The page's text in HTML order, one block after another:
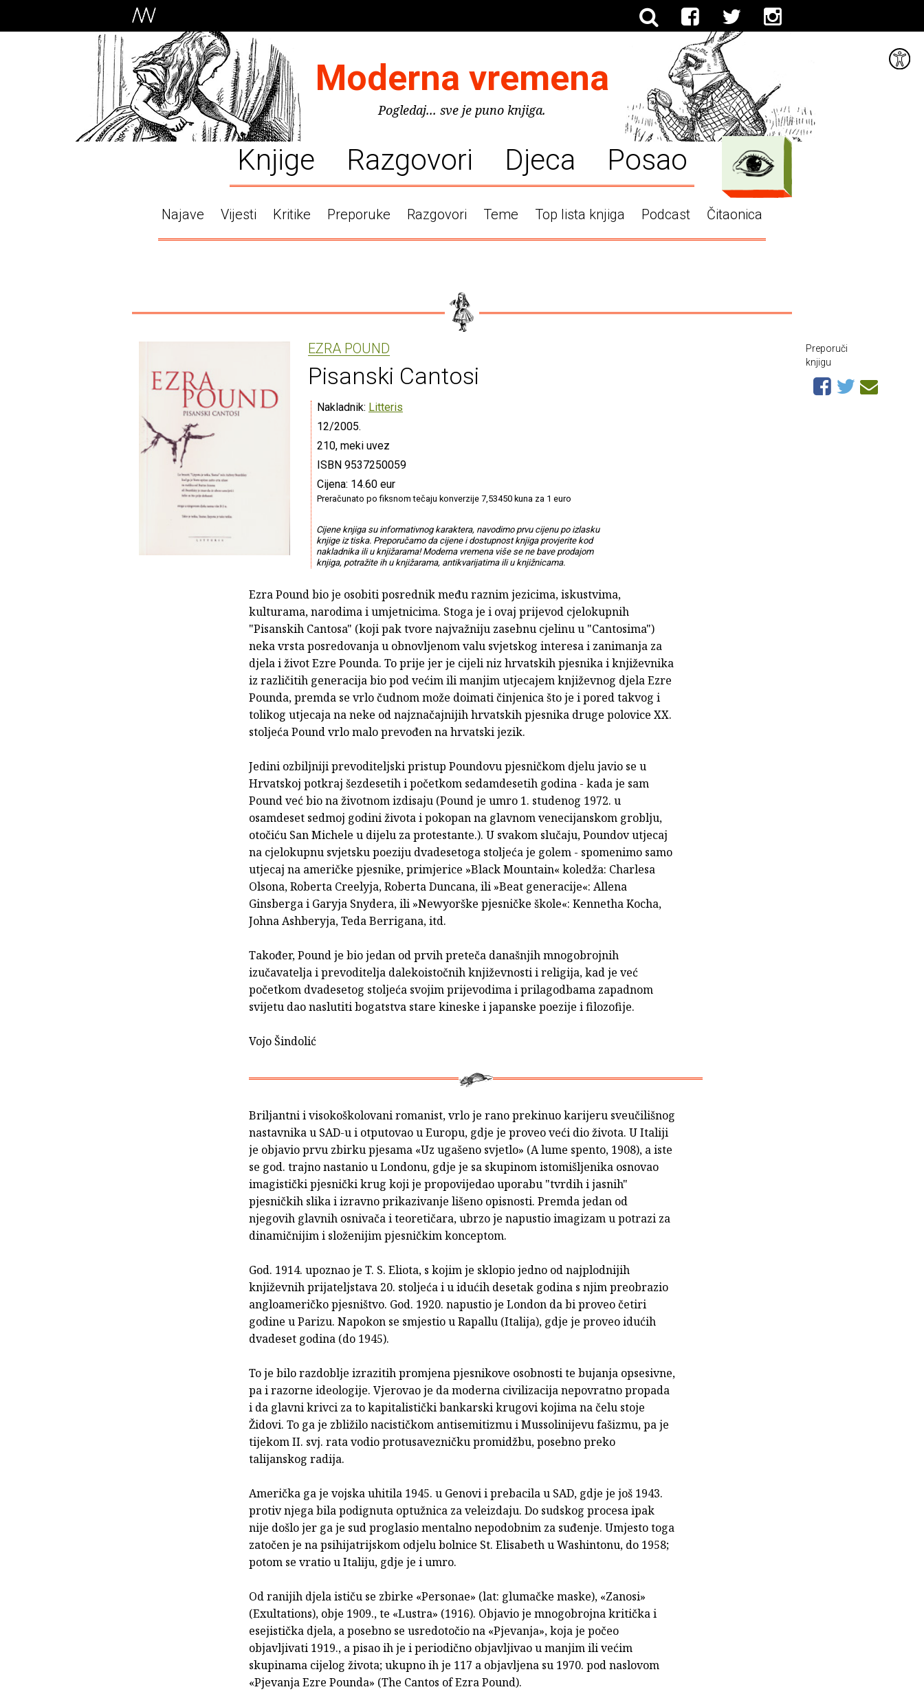
Moderna vremena
Pogledaj... sve je puno knjiga.
Knjige Razgovori Djeca Posao
Najave Vijesti Kritike Preporuke Razgovori Teme Top lista knjiga Podcast Čitaonica
EZRA POUND
Pisanski Cantosi
Nakladnik: Litteris
12/2005.
210, meki uvez
ISBN 9537250059
Cijena: 14.60 eur
Preračunato po fiksnom tečaju konverzije 7,53450 kuna za 1 euro
Cijene knjiga su informativnog karaktera, navodimo prvu cijenu po izlasku
knjige iz tiska. Preporučamo da cijene i dostupnost knjiga provjerite kod
nakladnika ili u knjižarama! Moderna vremena više se ne bave prodajom
knjiga, potražite ih u knjižarama, antikvarijatima ili u knjižnicama.
Ezra Pound bio je osobiti posrednik među raznim jezicima, iskustvima,
kulturama, narodima i umjetnicima. Stoga je i ovaj prijevod cjelokupnih
"Pisanskih Cantosa" (koji pak tvore najvažniju zasebnu cjelinu u "Cantosima")
neka vrsta posredovanja u obnovljenom valu svjetskog interesa i zanimanja za
djela i život Ezre Pounda. To prije jer je cijeli niz hrvatskih pjesnika i književnika
iz različitih generacija bio pod većim ili manjim utjecajem književnog djela Ezre
Pounda, premda se vrlo čudnom može doimati činjenica što je i pored takvog i
tolikog utjecaja na neke od najznačajnijih hrvatskih pjesnika druge polovice XX.
stoljeća Pound vrlo malo prevođen na hrvatski jezik.
Jedini ozbiljniji prevoditeljski pristup Poundovu pjesničkom djelu javio se u
Hrvatskoj potkraj šezdesetih i početkom sedamdesetih godina - kada je sam
Pound već bio na životnom izdisaju (Pound je umro 1. studenog 1972. u
osamdeset sedmoj godini života i pokopan na glavnom venecijanskom groblju,
otočiću San Michele u dijelu za protestante.). U svakom slučaju, Poundov utjecaj
na cjelokupnu svjetsku poeziju dvadesetoga stoljeća je golem - spomenimo samo
utjecaj na američke pjesnike, primjerice »Black Mountain« koledža: Charlesa
Olsona, Roberta Creelyja, Roberta Duncana, ili »Beat generacije«: Allena
Ginsberga i Garyja Snydera, ili »Newyorške pjesničke škole«: Kennetha Kocha,
Johna Ashberyja, Teda Berrigana, itd.
Također, Pound je bio jedan od prvih preteča današnjih mnogobrojnih
izučavatelja i prevoditelja dalekoistočnih književnosti i religija, kad je već
početkom dvadesetog stoljeća svojim prijevodima i prilagodbama zapadnom
svijetu dao naslutiti bogatstva stare kineske i japanske poezije i filozofije.
Vojo Šindolić
Briljantni i visokoškolovani romanist, vrlo je rano prekinuo karijeru sveučilišnog
nastavnika u SAD-u i otputovao u Europu, gdje je proveo veći dio života. U Italiji
je objavio prvu zbirku pjesama «Uz ugašeno svjetlo» (A lume spento, 1908), a iste
se god. trajno nastanio u Londonu, gdje je sa skupinom istomišljenika osnovao
imagistički pjesnički krug koji je propovijedao uporabu "tvrdih i jasnih"
pjesničkih slika i izravno prikazivanje lišeno opisnosti. Premda jedan od
njegovih glavnih osnivača i teoretičara, ubrzo je napustio imagizam u potrazi za
dinamičnijim i složenijim pjesničkim konceptom.
God. 1914. upoznao je T. S. Eliota, s kojim je sklopio jedno od najplodnijih
književnih prijateljstava 20. stoljeća i u idućih desetak godina s njim preobrazio
angloameričko pjesništvo. God. 1920. napustio je London da bi proveo četiri
godine u Parizu. Napokon se smjestio u Rapallu (Italija), gdje je proveo idućih
dvadeset godina (do 1945).
To je bilo razdoblje izrazitih promjena pjesnikove osobnosti te bujanja opsesivne,
pa i razorne ideologije. Vjerovao je da moderna civilizacija nepovratno propada
i da glavni krivci za to kapitalistički bankarski krugovi kojima na čelu stoje
Židovi. To ga je zbližilo nacističkom antisemitizmu i Mussolinijevu fašizmu, pa je
tijekom II. svj. rata vodio protusavezničku promidžbu, posebno preko
talijanskog radija.
Američka ga je vojska uhitila 1945. u Genovi i prebacila u SAD, gdje je još 1943.
protiv njega bila podignuta optužnica za veleizdaju. Do sudskog procesa ipak
nije došlo jer ga je sud proglasio mentalno nepodobnim za suđenje. Umjesto toga
zatočen je na psihijatrijskom odjelu bolnice St. Elisabeth u Washintonu, do 1958;
potom se vratio u Italiju, gdje je i umro.
Od ranijih djela ističu se zbirke «Personae» (lat: glumačke maske), «Zanosi»
(Exultations), obje 1909., te «Lustra» (1916). Objavio je mnogobrojna kritička i
esejistička djela, a posebno se usredotočio na «Pjevanja», koja je počeo
objavljivati 1919., a pisao ih je i periodično objavljivao u manjim ili većim
skupinama cijelog života; ukupno ih je 117 a objavljena su 1970. pod naslovom
«Pjevanja Ezre Pounda» (The Cantos of Ezra Pound).
Preporuči
knjigu